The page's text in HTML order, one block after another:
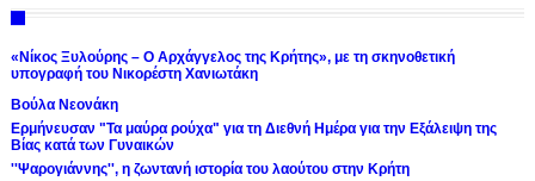
«Νίκος Ξυλούρης – Ο Αρχάγγελος της Κρήτης», με τη σκηνοθετική
υπογραφή του Νικορέστη Χανιωτάκη
Βούλα Νεονάκη
Ερμήνευσαν "Τα μαύρα ρούχα" για τη Διεθνή Ημέρα για την Εξάλειψη της
Βίας κατά των Γυναικών
''Ψαρογιάννης'', η ζωντανή ιστορία του λαούτου στην Κρήτη